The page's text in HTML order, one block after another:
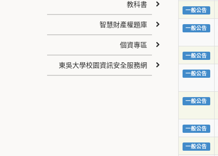
一般公告
一般公告
一般公告
一般公告
一般公告
一般公告
一般公告
教科書
智慧財產權題庫
個資專區
東吳大學校園資訊安全服務網